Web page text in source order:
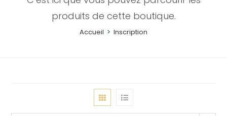
produits de cette boutique.
Accueil > Inscription